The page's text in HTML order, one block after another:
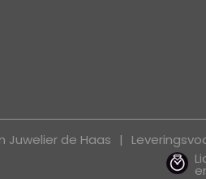
Juwelier de Haas